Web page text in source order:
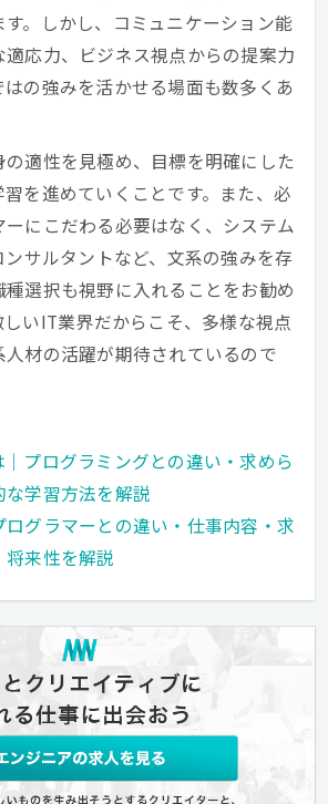
。しかし、コミュニケーション能
応力、ビジネス視点からの提案力
の強みを活かせる場面も数多くあ
適性を見極め、目標を明確にした
を進めていくことです。また、必
にこだわる必要はなく、システム
サルタントなど、文系の強みを存
選択も視野に入れることをお勧め
しいIT業界だからこそ、多様な視点
人材の活躍が期待されているので
プログラミングとの違い・求めら
学習方法を解説
ログラマーとの違い・仕事内容・求
来性を解説